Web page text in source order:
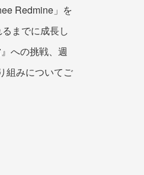
Redmine」を
までに成長し
への挑戦、週
組みについてご